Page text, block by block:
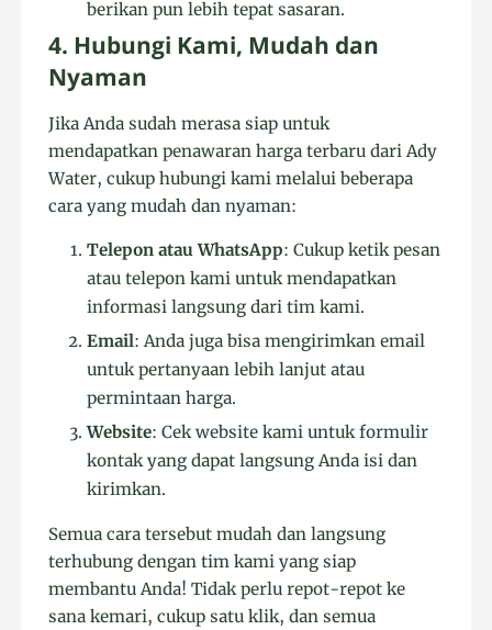
berikan pun lebih tepat sasaran.
4. Hubungi Kami, Mudah dan
Nyaman
Jika Anda sudah merasa siap untuk
mendapatkan penawaran harga terbaru dari Ady
Water, cukup hubungi kami melalui beberapa
cara yang mudah dan nyaman:
Telepon atau WhatsApp: Cukup ketik pesan
atau telepon kami untuk mendapatkan
informasi langsung dari tim kami.
Email: Anda juga bisa mengirimkan email
untuk pertanyaan lebih lanjut atau
permintaan harga.
Website: Cek website kami untuk formulir
kontak yang dapat langsung Anda isi dan
kirimkan.
Semua cara tersebut mudah dan langsung
terhubung dengan tim kami yang siap
membantu Anda! Tidak perlu repot-repot ke
sana kemari, cukup satu klik, dan semua